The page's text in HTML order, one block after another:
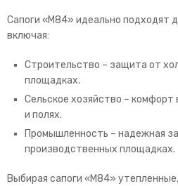
Сапоги «М84» идеально подходят
включая:
Строительство – защита от
площадках.
Сельское хозяйство –
и полях.
Промышленность – надежная
производственных площадках.
Выбирая сапоги «М84»